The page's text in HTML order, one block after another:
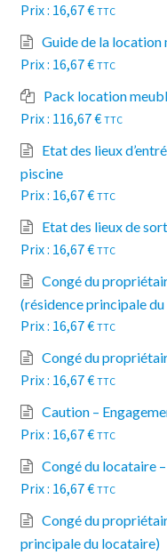
16,67€ TTC
Guide de la location
16,67€ TTC
Pack location
116,67€ TTC
Etat des lieux
piscine
16,67€ TTC
Etat des lieux de
16,67€ TTC
Congé du
(résidence principale
16,67€ TTC
Congé du
16,67€ TTC
Caution –
16,67€ TTC
Congé du locataire
16,67€ TTC
Congé du
principale du locataire)